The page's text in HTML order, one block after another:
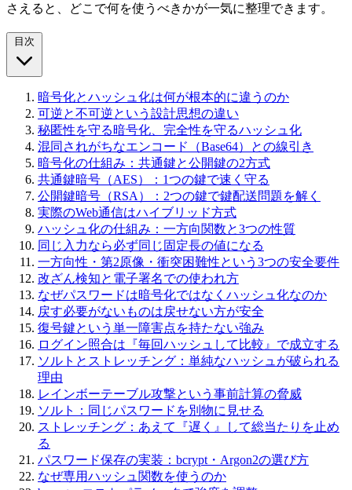
さえると、どこで何を使うべきかが一気に整理できます。
暗号化とハッシュ化は何が根本的に違うのか
可逆と不可逆という設計思想の違い
秘匿性を守る暗号化、完全性を守るハッシュ化
混同されがちなエンコード（Base64）との線引き
暗号化の仕組み：共通鍵と公開鍵の2方式
共通鍵暗号（AES）：1つの鍵で速く守る
公開鍵暗号（RSA）：2つの鍵で鍵配送問題を解く
実際のWeb通信はハイブリッド方式
ハッシュ化の仕組み：一方向関数と3つの性質
同じ入力なら必ず同じ固定長の値になる
一方向性・第2原像・衝突困難性という3つの安全要件
改ざん検知と電子署名での使われ方
なぜパスワードは暗号化ではなくハッシュ化なのか
戻す必要がないものは戻せない方が安全
復号鍵という単一障害点を持たない強み
ログイン照合は『毎回ハッシュして比較』で成立する
ソルトとストレッチング：単純なハッシュが破られる
理由
レインボーテーブル攻撃という事前計算の脅威
ソルト：同じパスワードを別物に見せる
ストレッチング：あえて『遅く』して総当たりを止め
る
パスワード保存の実装：bcrypt・Argon2の選び方
なぜ専用ハッシュ関数を使うのか